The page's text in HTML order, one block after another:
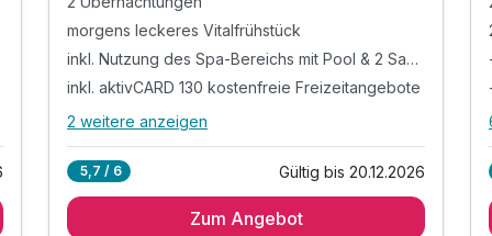
morgens leckeres Vitalfrühstück
inkl. Nutzung des Spa-Bereichs mit Pool & 2 Saunen
inkl. aktivCARD 130 kostenfreie Freizeitangebote
Alle Inklusivleistungen
morgens leckeres Vitalfrühstück
2 weitere anzeigen
5,7 / 6 Gültig bis 20.12.2026
Zum Angebot